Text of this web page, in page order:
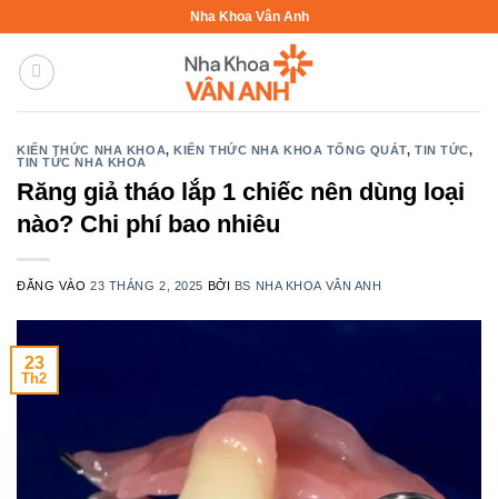
nội
Nha Khoa Vân Anh
KIẾN THỨC NHA KHOA,KIẾN THỨC NHA KHOA TỔNG QUÁT,TIN TỨC,
TIN TỨC NHA KHOA
Răng giả tháo lắp 1 chiếc nên dùng loại
nào? Chi phí bao nhiêu
ĐĂNG VÀO23 THÁNG 2, 2025 BỞI BS NHA KHOA VÂN ANH
23
Th2